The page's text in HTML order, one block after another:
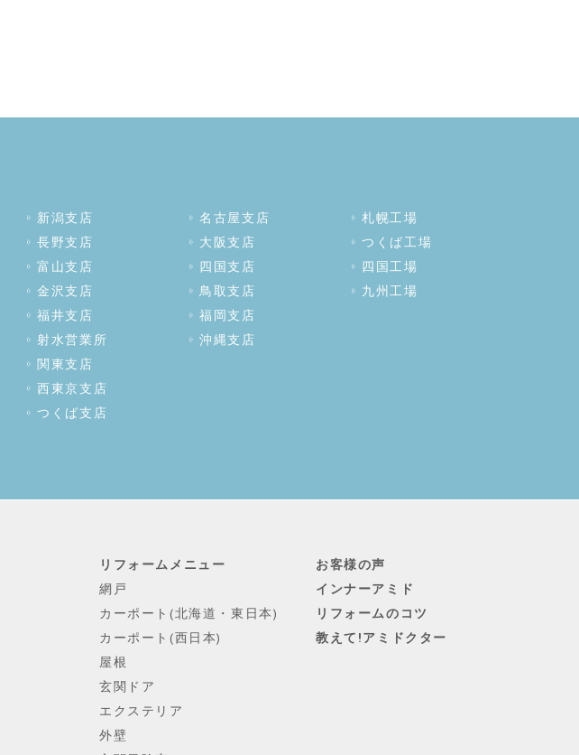
新潟支店
長野支店
富山支店
金沢支店
福井支店
射水営業所
関東支店
西東京支店
つくば支店
名古屋支店
大阪支店
四国支店
鳥取支店
福岡支店
沖縄支店
札幌工場
つくば工場
四国工場
九州工場
リフォームメニュー
網戸
カーポート(北海道・東日本)
カーポート(西日本)
屋根
玄関ドア
エクステリア
外壁
お客様の声
インナーアミド
リフォームのコツ
教えて!アミドクター